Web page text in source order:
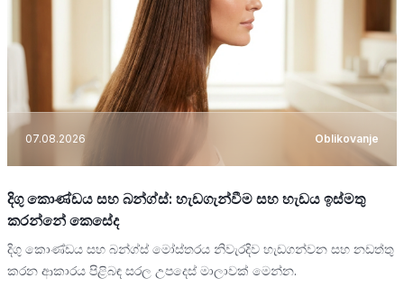
07.08.2026 Oblikovanje
දිගු කොණ්ඩය සහ බන්ග්ස්: හැඩගැන්වීම සහ හැඩය ඉස්මතු
කරන්නේ කෙසේද
දිගු කොණ්ඩය සහ බන්ග්ස් මෝස්තරය නිවැරදිව හැඩගන්වන සහ නඩත්තු
කරන ආකාරය පිළිබඳ සරල උපදෙස් මාලාවක් මෙන්න.